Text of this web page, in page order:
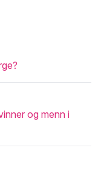
og menn i